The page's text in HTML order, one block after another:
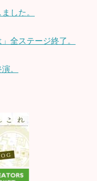
した。
全ステージ終了。
。